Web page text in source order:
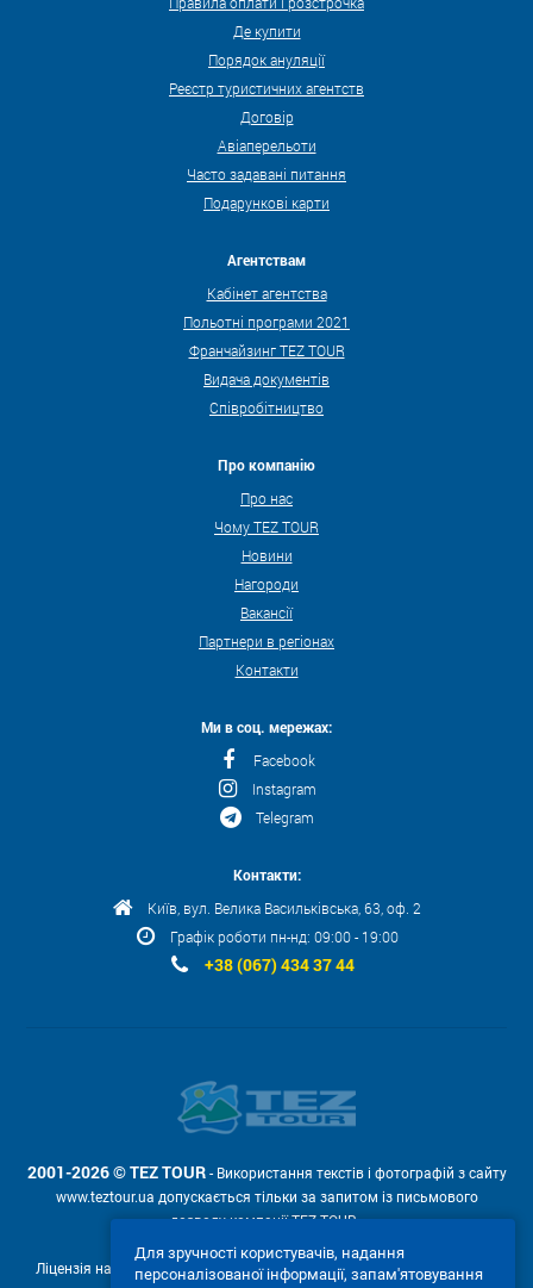
Де купити
Порядок ануляції
Реєстр туристичних агентств
Договір
Авіаперельоти
Часто задавані питання
Подарункові карти
Агентствам
Кабінет агентства
Польотні програми 2021
Франчайзинг TEZ TOUR
Видача документів
Співробітництво
Про компанію
Про нас
Чому TEZ TOUR
Новини
Нагороди
Вакансії
Партнери в регіонах
Контакти
Ми в соц. мережах:
Facebook
Instagram
Telegram
Контакти:
Київ, вул. Велика Васильківська, 63, оф. 2
Графік роботи пн-нд: 09:00 - 19:00
+38 (067) 434 37 44
2001-2026 © TEZ TOUR - Використання текстів і фотографій з сайту
www.teztour.ua допускається тільки за запитом із письмового
дозволу компанії TEZ TOUR .
Ліцензія на провадження туроператорської діяльності АВ №566448
Для зручності користувачів, надання
персоналізованої інформації, запам'ятовування